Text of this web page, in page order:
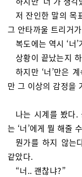
저 잔인한 말의 목
그 안타까울 트리거
복도에는 역시 ‘너
상황이 끝났는지
하지만 ‘너’만은
만 그 이상의 감정을
나는 시계를 봤다
는 ‘너’에게 뭘 해줄
뭔가를 하지 않는
같았다.
“너.. 괜찮냐?”